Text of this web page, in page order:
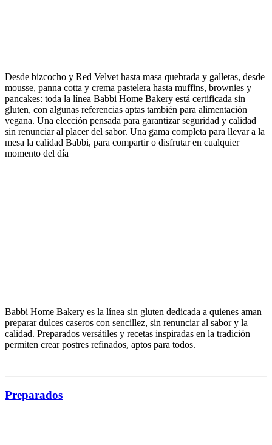
Desde bizcocho y Red Velvet hasta masa quebrada y galletas, desde
mousse, panna cotta y crema pastelera hasta muffins, brownies y
pancakes: toda la línea Babbi Home Bakery está certificada sin
gluten, con algunas referencias aptas también para alimentación
vegana. Una elección pensada para garantizarseguridad y calidad
sin renunciar al placer del sabor. Una gama completa para llevar a la
mesa la calidad Babbi, para compartir o disfrutar en cualquier
momento del día
Babbi Home Bakery es la línea sin gluten dedicada a quienes aman
preparar dulces caseros con sencillez, sin renunciar al sabor y la
calidad. Preparados versátiles y recetas inspiradas en la tradición
permiten crear postres refinados, aptos para todos.